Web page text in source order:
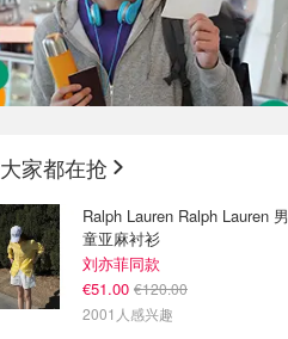
大家都在抢
Ralph Lauren Ralph Lauren 男
童亚麻衬衫
刘亦菲同款
€51.00 €120.00
2001人感兴趣